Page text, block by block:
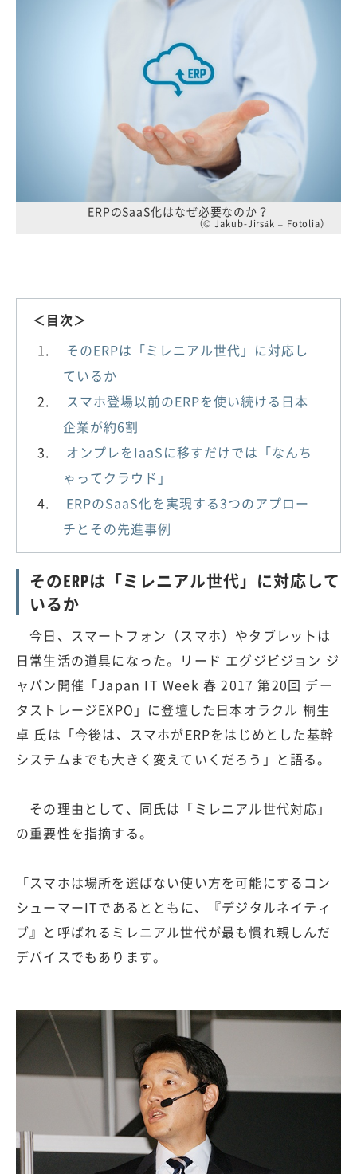
ERPのSaaS化はなぜ必要なのか？
（© Jakub-Jirsák – Fotolia）
＜目次＞
そのERPは「ミレニアル世代」に対応し
ているか
スマホ登場以前のERPを使い続ける日本
企業が約6割
オンプレをIaaSに移すだけでは「なんち
ゃってクラウド」
ERPのSaaS化を実現する3つのアプロー
チとその先進事例
そのERPは「ミレニアル世代」に対応して
いるか
今日、スマートフォン（スマホ）やタブレットは
日常生活の道具になった。リード エグジビジョン ジ
ャパン開催「Japan IT Week 春 2017 第20回 デー
タストレージEXPO」に登壇した日本オラクル 桐生
卓 氏は「今後は、スマホがERPをはじめとした基幹
システムまでも大きく変えていくだろう」と語る。
その理由として、同氏は「ミレニアル世代対応」
の重要性を指摘する。
「スマホは場所を選ばない使い方を可能にするコン
シューマーITであるとともに、『デジタルネイティ
ブ』と呼ばれるミレニアル世代が最も慣れ親しんだ
デバイスでもあります。